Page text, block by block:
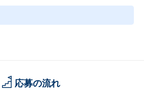
プのコーポレート系／プロジェクト系／I
情報システムに対し、
応募の流れ